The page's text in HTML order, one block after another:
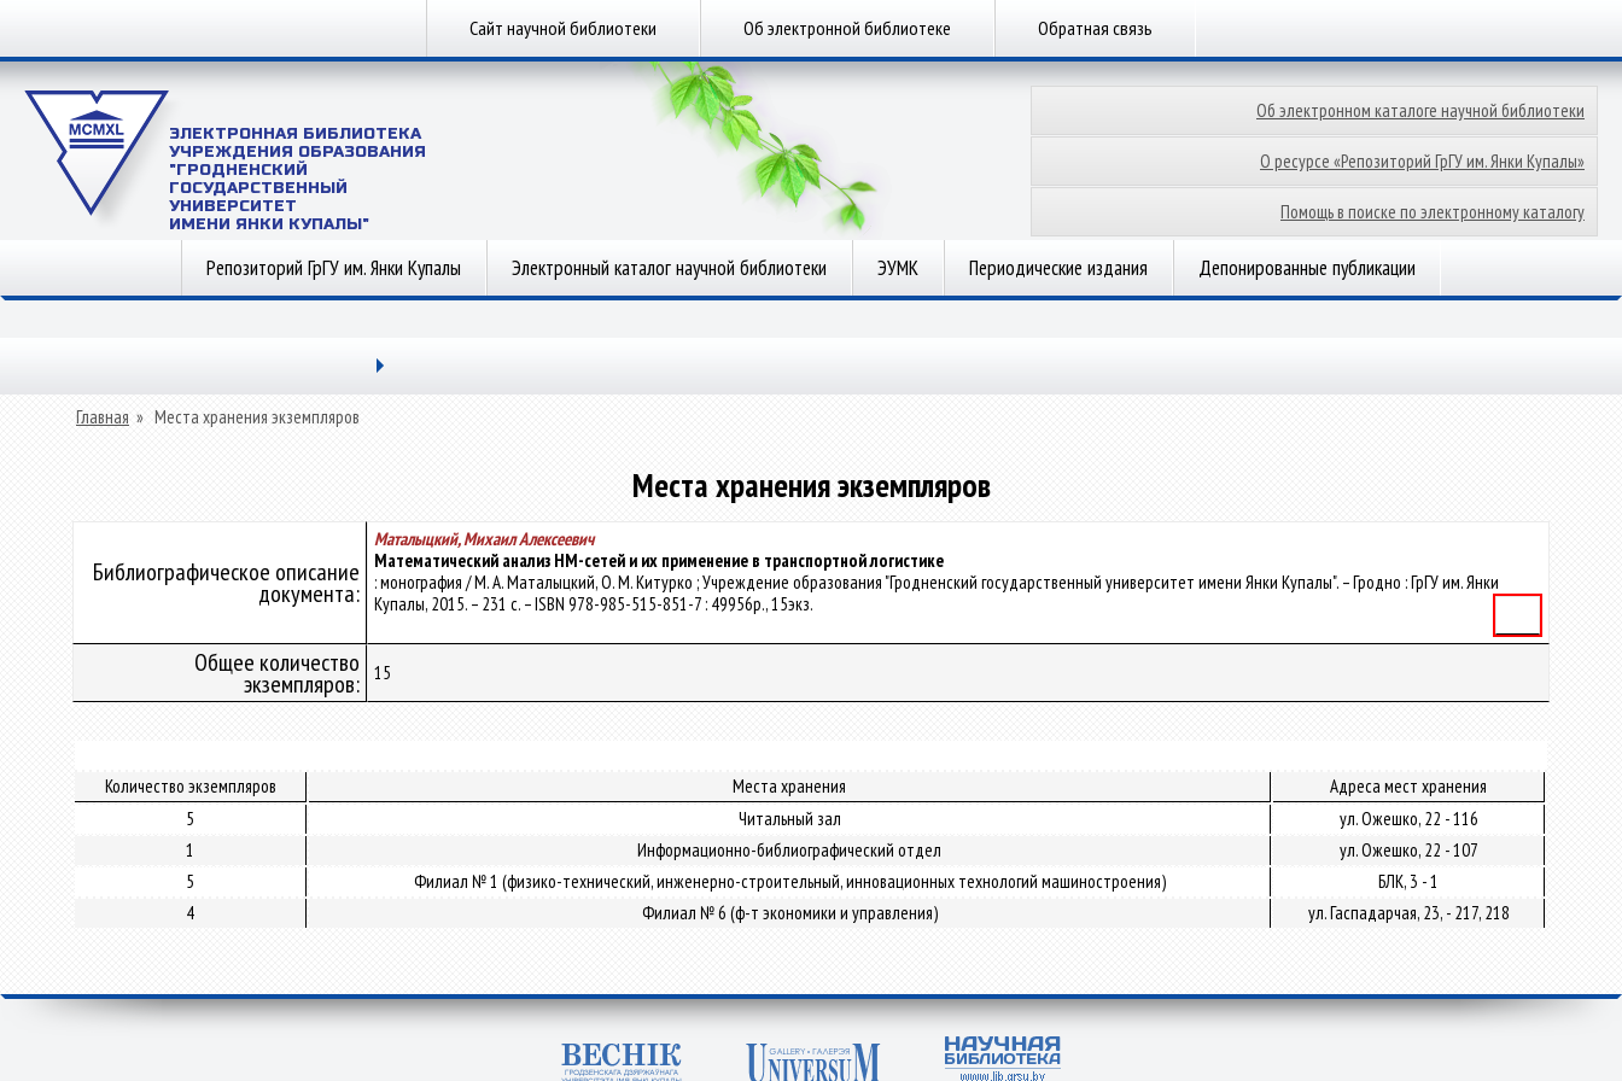
Сайт научной библиотеки Об электронной библиотеке Обратная связь
ЭЛЕКТРОННАЯ БИБЛИОТЕКА
УЧРЕЖДЕНИЯ ОБРАЗОВАНИЯ
"ГРОДНЕНСКИЙ
ГОСУДАРСТВЕННЫЙ
УНИВЕРСИТЕТ
ИМЕНИ ЯНКИ КУПАЛЫ"
Об электронном каталоге научной библиотеки
О ресурсе «Репозиторий ГрГУ им. Янки Купалы»
Помощь в поиске по электронному каталогу
Репозиторий ГрГУ им. Янки Купалы Электронный каталог научной библиотеки ЭУМК Периодические издания Депонированные публикации
Главная » Места хранения экземпляров
Места хранения экземпляров
Библиографическое описание
документа:
Маталыцкий, Михаил Алексеевич
Математический анализ НМ-сетей и их применение в транспортной логистике
: монография / М. А. Маталыцкий, О. М. Китурко ; Учреждение образования "Гродненский государственный университет имени Янки Купалы". – Гродно : ГрГУ им. Янки
Купалы, 2015. – 231 с. – ISBN 978-985-515-851-7 : 49956р., 15экз.
Общее количество
экземпляров: 15
Количество экземпляров Места хранения
Адреса мест хранения
5
Читальный зал
ул. Ожешко, 22 - 116
1
Информационно-библиографический отдел
ул. Ожешко, 22 - 107
5
Филиал № 1 (физико-технический, инженерно-строительный, инновационных технологий машиностроения)
БЛК, 3 - 1
4
Филиал № 6 (ф-т экономики и управления) ул. Гаспадарчая, 23, - 217, 218